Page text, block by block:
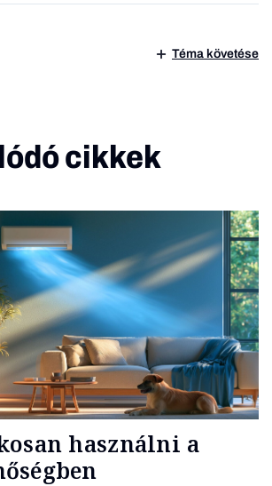
Téma követése
cikkek
használni a